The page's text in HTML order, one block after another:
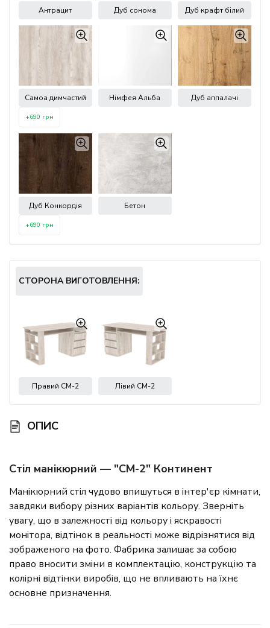
Антрацит Дуб сонома Дуб крафт білий
Самоа димчастий
+690 грн
Німфея Альба Дуб аппалачі
Дуб Конкордія
+690 грн
Бетон
СТОРОНА ВИГОТОВЛЕННЯ:
Правий СМ-2 Лівий СМ-2
ОПИС
Стіл манікюрний — "СМ-2" Континент
Манікюрний стіл чудово впишуться в інтер'єр кімнати,
завдяки вибору різних варіантів кольору. Зверніть
увагу, що в залежності від кольору і яскравості
монітора, відтінок в реальності може відрізнятися від
зображеного на фото. Фабрика залишає за собою
право вносити зміни в комплектацію, конструкцію та
колірні відтінки виробів, що не впливають на їхнє
основне призначення.